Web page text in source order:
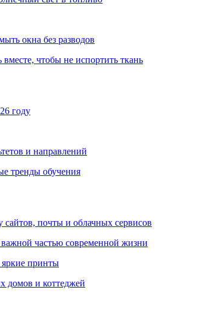
окна без разводов
чтобы не испортить ткань
году
и направлений
тренды обучения
почты и облачных сервисов
частью современной жизни
принты
домов и коттеджей